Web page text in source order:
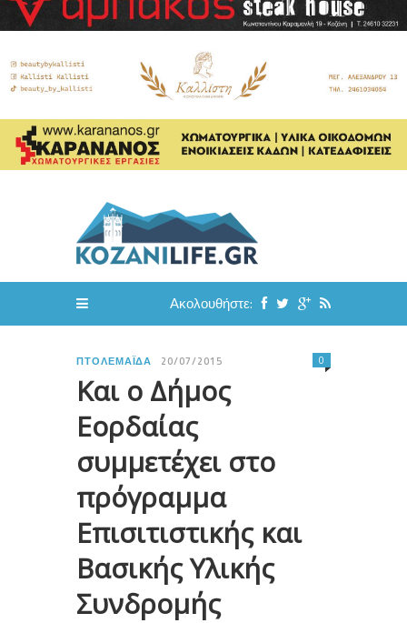
Ακολουθήστε:
ΠΤΟΛΕΜΑΪ́ΔΑ 20/07/2015
Και ο Δήμος
Εορδαίας
συμμετέχει στο
πρόγραμμα
Επισιτιστικής και
Βασικής Υλικής
Συνδρομής
0